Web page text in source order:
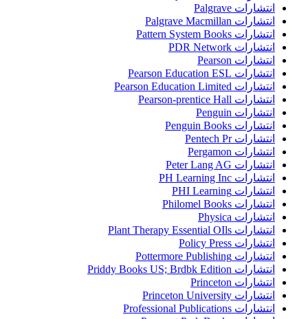
انتشارات Palgrave
انتشارات Palgrave Macmillan
انتشارات Pattern System Books
انتشارات PDR Network
انتشارات Pearson
انتشارات Pearson Education ESL
انتشارات Pearson Education Limited
انتشارات Pearson-prentice Hall
انتشارات Penguin
انتشارات Penguin Books
انتشارات Pentech Pr
انتشارات Pergamon
انتشارات Peter Lang AG
انتشارات PH Learning Inc
انتشارات PHI Learning
انتشارات Philomel Books
انتشارات Physica
انتشارات Plant Therapy Essential OIls
انتشارات Policy Press
انتشارات Pottermore Publishing
انتشارات Priddy Books US; Brdbk Edition
انتشارات Princeton
انتشارات Princeton University
انتشارات Professional Publications